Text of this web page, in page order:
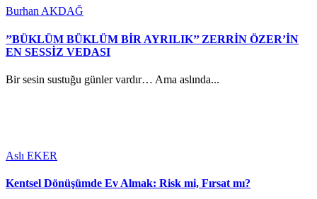
Burhan AKDAĞ
’’BÜKLÜM BÜKLÜM BİR AYRILIK’’ ZERRİN ÖZER’İN
EN SESSİZ VEDASI
Bir sesin sustuğu günler vardır… Ama aslında...
Aslı EKER
Kentsel Dönüşümde Ev Almak: Risk mi, Fırsat mı?